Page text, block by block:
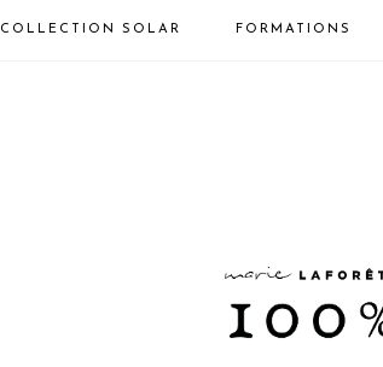
COLLECTION SOLAR FORMATIONS